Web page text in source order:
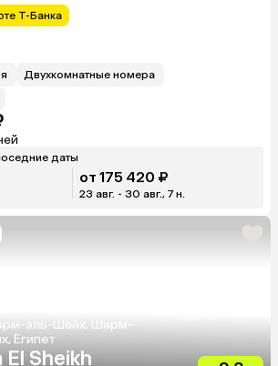
Т-Банка
Двухкомнатные номера
даты
от 175 420 ₽
23 авг. - 30 авг., 7 н.
эль-Шейх, Шарм-
Египет
El Sheikh